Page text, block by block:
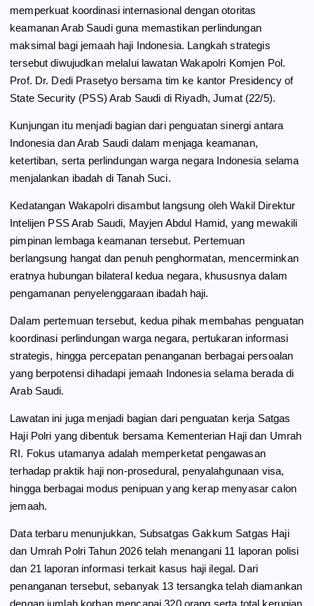
o
k
a
m
p
p
memperkuat koordinasi internasional dengan otoritas
keamanan Arab Saudi guna memastikan perlindungan
maksimal bagi jemaah haji Indonesia. Langkah strategis
tersebut diwujudkan melalui lawatan Wakapolri Komjen Pol.
Prof. Dr. Dedi Prasetyo bersama tim ke kantor Presidency of
State Security (PSS) Arab Saudi di Riyadh, Jumat (22/5).
Kunjungan itu menjadi bagian dari penguatan sinergi antara
Indonesia dan Arab Saudi dalam menjaga keamanan,
ketertiban, serta perlindungan warga negara Indonesia selama
menjalankan ibadah di Tanah Suci.
Kedatangan Wakapolri disambut langsung oleh Wakil Direktur
Intelijen PSS Arab Saudi, Mayjen Abdul Hamid, yang mewakili
pimpinan lembaga keamanan tersebut. Pertemuan
berlangsung hangat dan penuh penghormatan, mencerminkan
eratnya hubungan bilateral kedua negara, khususnya dalam
pengamanan penyelenggaraan ibadah haji.
Dalam pertemuan tersebut, kedua pihak membahas penguatan
koordinasi perlindungan warga negara, pertukaran informasi
strategis, hingga percepatan penanganan berbagai persoalan
yang berpotensi dihadapi jemaah Indonesia selama berada di
Arab Saudi.
Lawatan ini juga menjadi bagian dari penguatan kerja Satgas
Haji Polri yang dibentuk bersama Kementerian Haji dan Umrah
RI. Fokus utamanya adalah memperketat pengawasan
terhadap praktik haji non-prosedural, penyalahgunaan visa,
hingga berbagai modus penipuan yang kerap menyasar calon
jemaah.
Data terbaru menunjukkan, Subsatgas Gakkum Satgas Haji
dan Umrah Polri Tahun 2026 telah menangani 11 laporan polisi
dan 21 laporan informasi terkait kasus haji ilegal. Dari
penanganan tersebut, sebanyak 13 tersangka telah diamankan